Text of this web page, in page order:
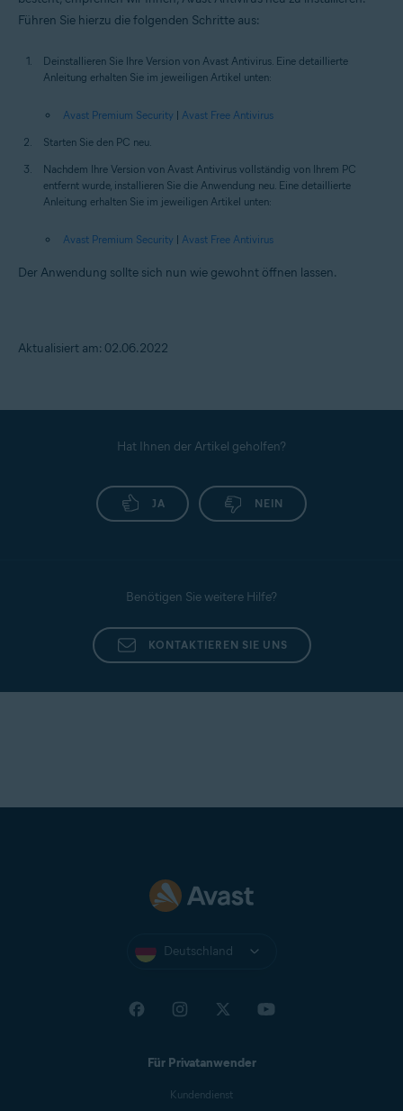
Führen Sie hierzu die folgenden Schritte aus:
Deinstallieren Sie Ihre Version von Avast Antivirus. Eine detaillierte
Anleitung erhalten Sie im jeweiligen Artikel unten:
Avast Premium Security | Avast Free Antivirus
Starten Sie den PC neu.
Nachdem Ihre Version von Avast Antivirus vollständig von Ihrem PC
entfernt wurde, installieren Sie die Anwendung neu. Eine detaillierte
Anleitung erhalten Sie im jeweiligen Artikel unten:
Avast Premium Security | Avast Free Antivirus
Der Anwendung sollte sich nun wie gewohnt öffnen lassen.
Aktualisiert am: 02.06.2022
Hat Ihnen der Artikel geholfen?
JA NEIN
Benötigen Sie weitere Hilfe?
KONTAKTIEREN SIE UNS
Deutschland
Für Privatanwender
Kundendienst